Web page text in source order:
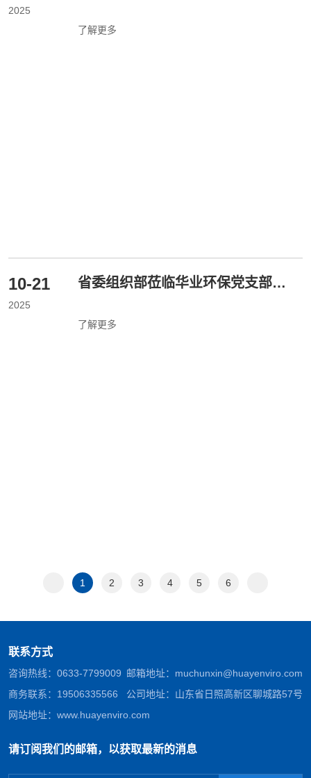
2025
了解更多
10-21
2025
省委组织部莅临华业环保党支部调
了解更多
1 2 3 4 5 6
联系方式
咨询热线： 0633-7799009
商务联系： 19506335566
邮箱地址： muchunxin@huayenviro.com
公司地址：山东省日照高新区聊城路57号
网站地址： www.huayenviro.com
请订阅我们的邮箱，以获取最新的消息